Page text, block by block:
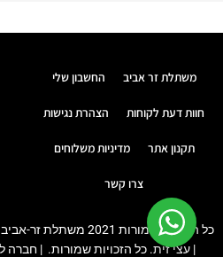
משתלת זר אביב החשבון שלי
חוות דעת לקוחות הצהרת נגישות
תקנון אתר מדיניות משלוחים
צרו קשר
כל הזכויות שמורות
| עצי זית. כל הזכויות שמורות. | חברה